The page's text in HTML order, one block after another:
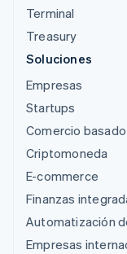
Terminal
Treasury
Soluciones
Empresas
Startups
Comercio
Criptomoneda
E-commerce
Finanzas
Automatización
Empresas